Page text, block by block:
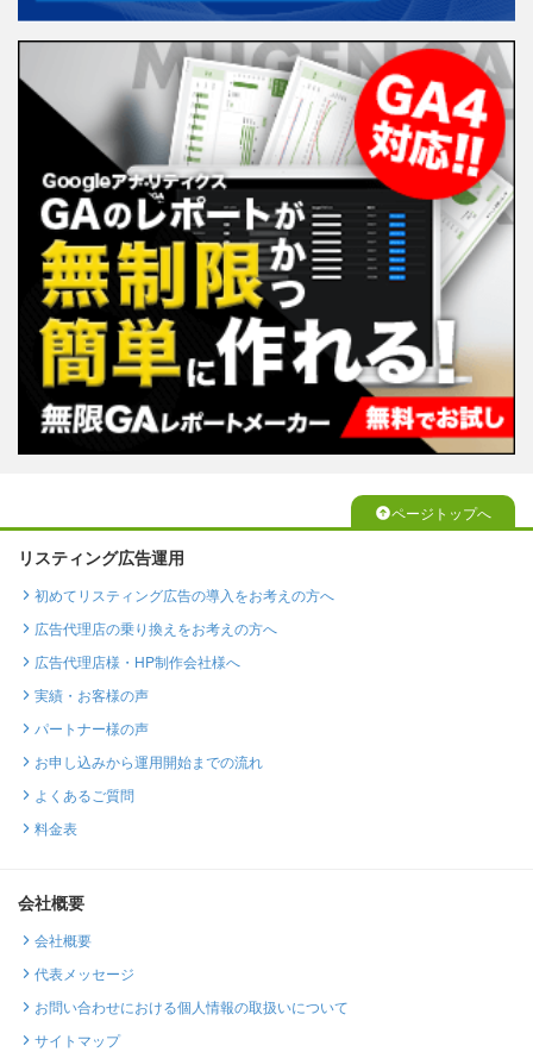
ページトップへ
リスティング広告運用
初めてリスティング広告の導入をお考えの方へ
広告代理店の乗り換えをお考えの方へ
広告代理店様・HP制作会社様へ
実績・お客様の声
パートナー様の声
お申し込みから運用開始までの流れ
よくあるご質問
料金表
会社概要
会社概要
代表メッセージ
お問い合わせにおける個人情報の取扱いについて
サイトマップ